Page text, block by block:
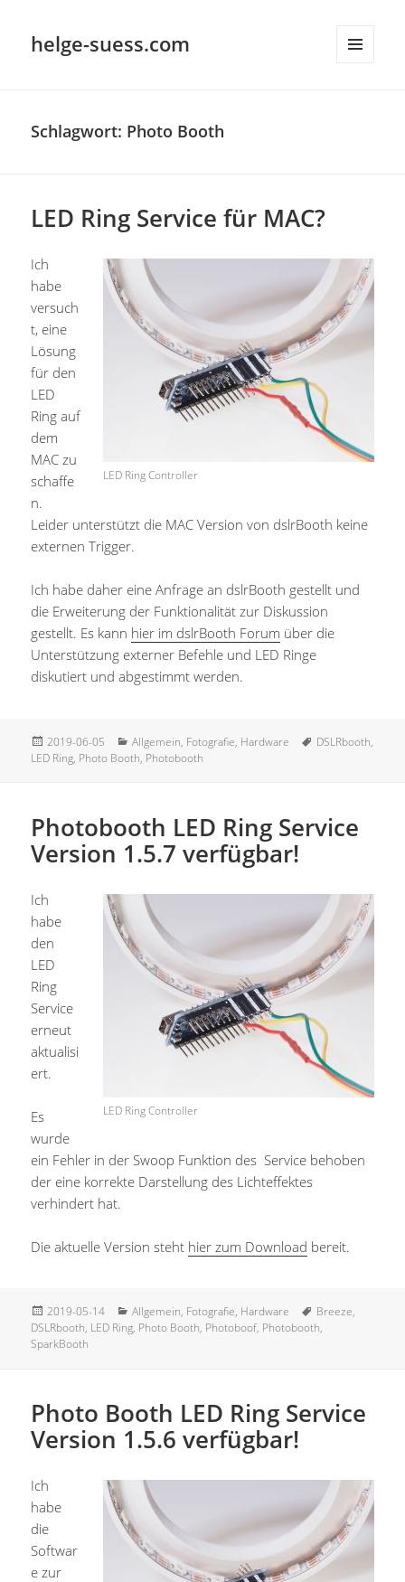
helge-suess.com
Schlagwort: Photo Booth
LED Ring Service für MAC?
LED Ring Controller
Ich
habe
versuch
t, eine
Lösung
für den
LED
Ring auf
dem
MAC zu
schaffe
n.
Leider unterstützt die MAC Version von dslrBooth keine
externen Trigger.
Ich habe daher eine Anfrage an dslrBooth gestellt und
die Erweiterung der Funktionalität zur Diskussion
gestellt. Es kann hier im dslrBooth Forum über die
Unterstützung externer Befehle und LED Ringe
diskutiert und abgestimmt werden.
Veröffentlicht
am
2019-06-05 Kategorien
Allgemein, Fotografie, Hardware Schlagwörter
DSLRbooth,
LED Ring, Photo Booth, Photobooth
Photobooth LED Ring Service
Version 1.5.7 verfügbar!
LED Ring Controller
Ich
habe
den
LED
Ring
Service
erneut
aktualisi
ert.
Es
wurde
ein Fehler in der Swoop Funktion des Service behoben
der eine korrekte Darstellung des Lichteffektes
verhindert hat.
Die aktuelle Version steht hier zum Download bereit.
Veröffentlicht
am
2019-05-14 Kategorien
Allgemein, Fotografie, Hardware Schlagwörter
Breeze,
DSLRbooth, LED Ring, Photo Booth, Photoboof, Photobooth,
SparkBooth
Photo Booth LED Ring Service
Version 1.5.6 verfügbar!
Ich
habe
die
Softwar
e zur